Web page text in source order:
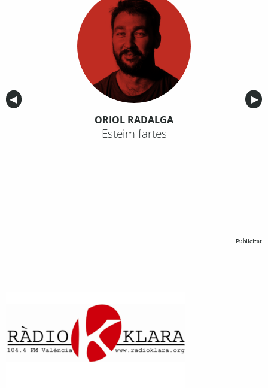
Anterior
◀︎ ▶︎
ORIOL RADALGA
Esteim fartes
Publicitat